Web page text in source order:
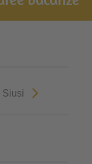
Siusi